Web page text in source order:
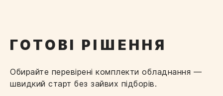
ГОТОВІ РІШЕННЯ
Обирайте перевірені комплекти обладнання —
швидкий старт без зайвих підборів.